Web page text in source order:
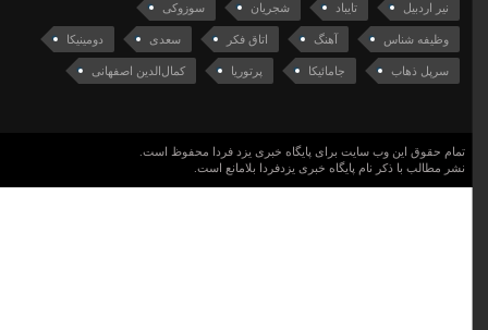
نیر اردبیل تایباد شجریان سوزوکی
وظیفه شناس آهنگ اتاق فکر سعدی دومینیکا
سرپل ذهاب جامائیکا پرتوریا کمال‌الدین اصفهانی
تمام حقوق این وب سایت برای پایگاه خبری یزد فردا محفوظ است.
نشر مطالب با ذکر نام پایگاه خبری یزدفردا بلامانع است.